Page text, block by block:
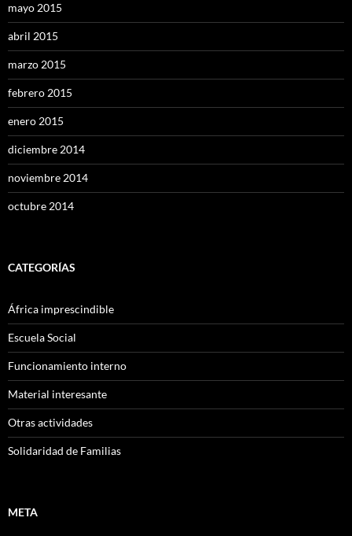
mayo 2015
abril 2015
marzo 2015
febrero 2015
enero 2015
diciembre 2014
noviembre 2014
octubre 2014
CATEGORÍAS
África imprescindible
Escuela Social
Funcionamiento interno
Material interesante
Otras actividades
Solidaridad de Familias
META